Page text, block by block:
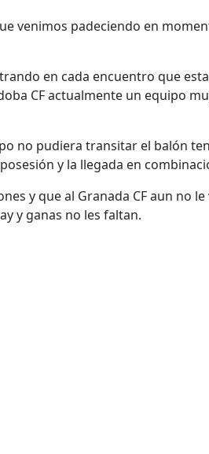
venimos padeciendo en
en cada encuentro que
CF actualmente un equipo
no pudiera transitar el balón
y la llegada en
y que al Granada CF aun no le
y ganas no les faltan.